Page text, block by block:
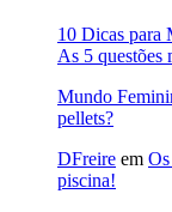
10 Dicas para
As 5 questões
Mundo
pellets?
DFreire em
piscina!